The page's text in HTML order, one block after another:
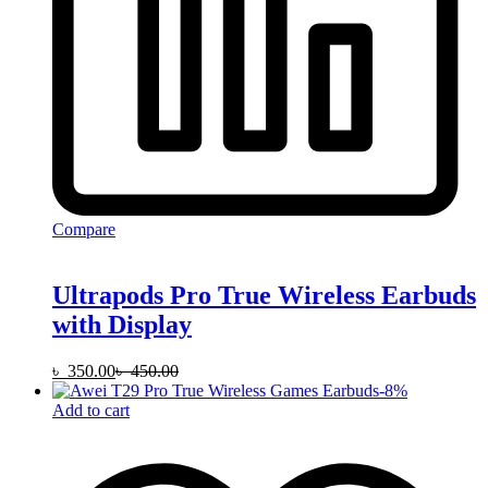
Compare
Ultrapods Pro True Wireless Earbuds
with Display
৳ 350.00৳450.00
-8%
Add to cart